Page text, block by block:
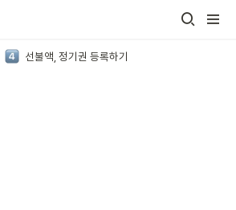
선불액, 정기권 등록하기